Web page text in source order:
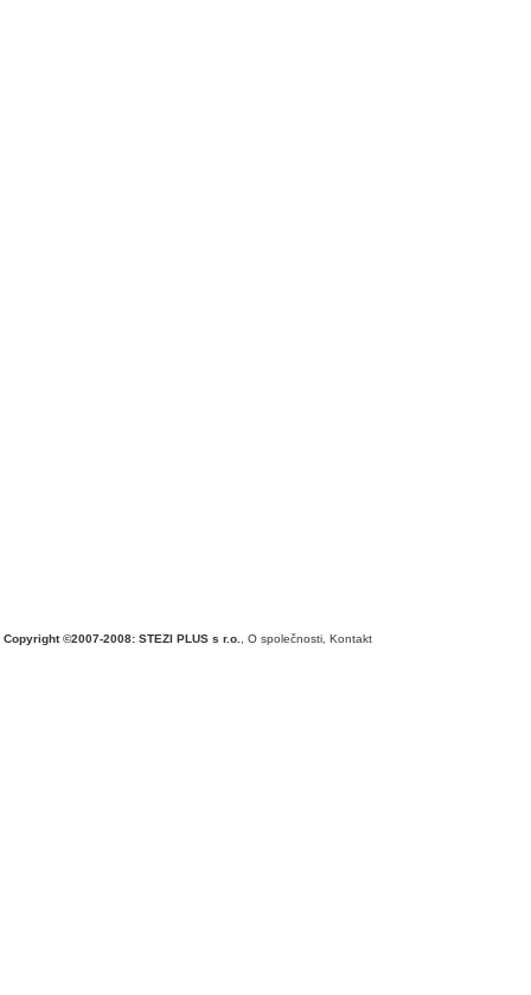
Copyright ©2007-2008: STEZI PLUS s r.o. O společnosti Kontakt